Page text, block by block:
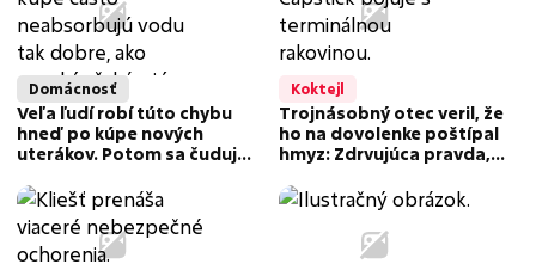
Domácnosť
Veľa ľudí robí túto chybu
hneď po kúpe nových
uterákov. Potom sa čudujú,
Koktejl
Trojnásobný otec veril, že
ho na dovolenke poštípal
hmyz: Zdrvujúca pravda,